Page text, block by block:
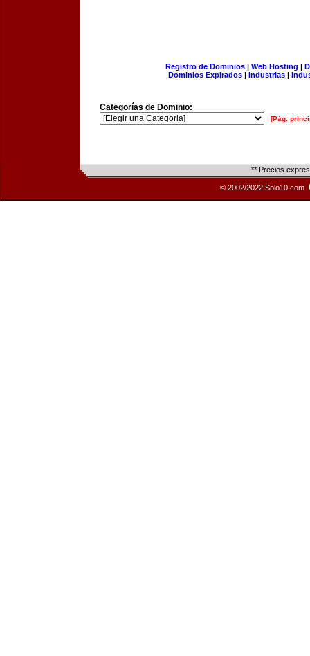
Registro de Dominios| Web Hosting |
Dominios Expirados | Industrias |
Categorías de Dominio:
[Pág.
** Precios
© 2002/2022 Solo10.com